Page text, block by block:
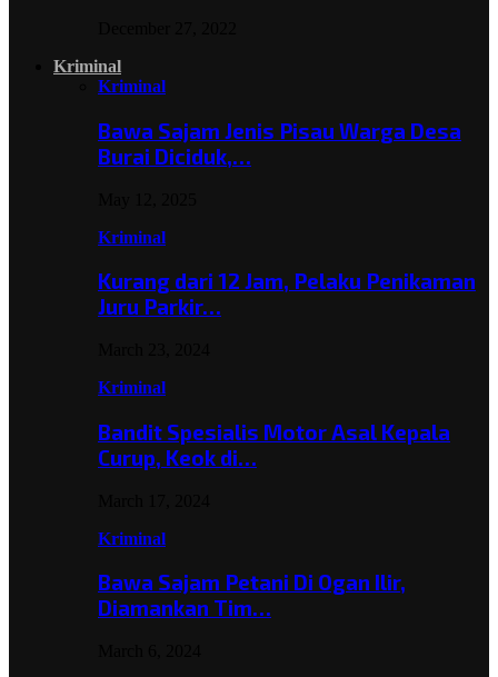
Kriminal
Kriminal
Bawa Sajam Jenis Pisau Warga Desa
Burai Diciduk,…
Kriminal
Kurang dari 12 Jam, Pelaku Penikaman
Juru Parkir…
Kriminal
Bandit Spesialis Motor Asal Kepala
Curup, Keok di…
Kriminal
Bawa Sajam Petani Di Ogan Ilir,
Diamankan Tim…